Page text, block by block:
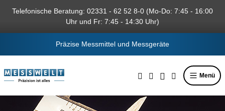
springen
Telefonische Beratung: 02331 - 62 52 8-0 (Mo-Do: 7:45 - 16:00
Uhr und Fr: 7:45 - 14:30 Uhr)
Präzise Messmittel und Messgeräte
Menü